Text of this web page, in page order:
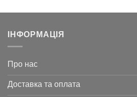
ІНФОРМАЦІЯ
Про нас
Доставка та оплата